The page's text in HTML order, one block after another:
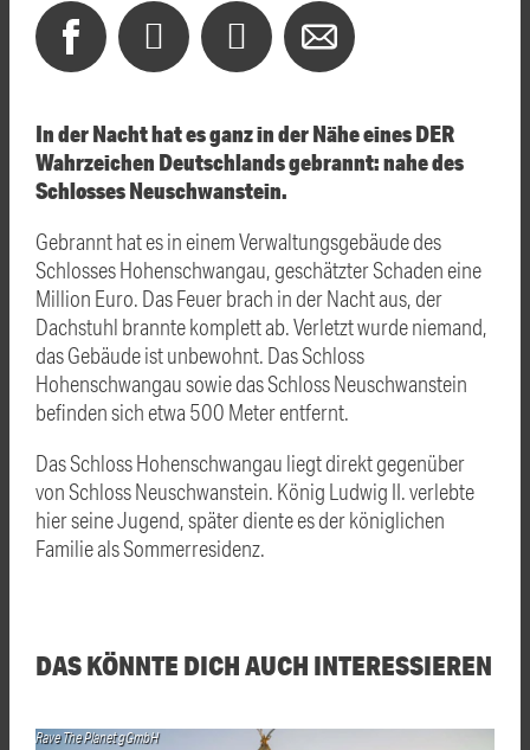
In der Nacht hat es ganz in der Nähe eines DER
Wahrzeichen Deutschlands gebrannt: nahe des
Schlosses Neuschwanstein.
Gebrannt hat es in einem Verwaltungsgebäude des
Schlosses Hohenschwangau, geschätzter Schaden eine
Million Euro. Das Feuer brach in der Nacht aus, der
Dachstuhl brannte komplett ab. Verletzt wurde niemand,
das Gebäude ist unbewohnt. Das Schloss
Hohenschwangau sowie das Schloss Neuschwanstein
befinden sich etwa 500 Meter entfernt.
Das Schloss Hohenschwangau liegt direkt gegenüber
von SchlossNeuschwanstein. König Ludwig II. verlebte
hier seine Jugend, später diente es der königlichen
Familie als Sommerresidenz.
DAS KÖNNTE DICH AUCH INTERESSIEREN
Rave The Planet gGmbH